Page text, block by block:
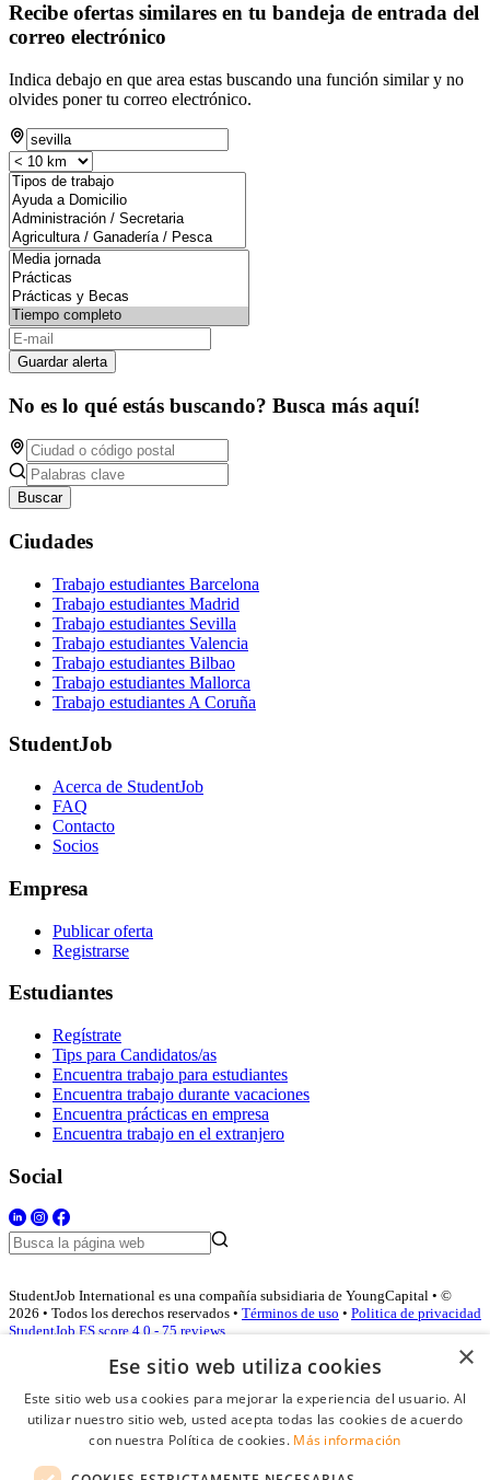
Recibe ofertas similares en tu bandeja de entrada del
correo electrónico
Indica debajo en que area estas buscando una función similar y no
olvides poner tu correo electrónico.
Guardar alerta
No es lo qué estás buscando? Busca más aquí!
Buscar
Ciudades
Trabajo estudiantes Barcelona
Trabajo estudiantes Madrid
Trabajo estudiantes Sevilla
Trabajo estudiantes Valencia
Trabajo estudiantes Bilbao
Trabajo estudiantes Mallorca
Trabajo estudiantes A Coruña
StudentJob
Acerca de StudentJob
FAQ
Contacto
Socios
Empresa
Publicar oferta
Registrarse
Estudiantes
Regístrate
Tips para Candidatos/as
Encuentra trabajo para estudiantes
Encuentra trabajo durante vacaciones
Encuentra prácticas en empresa
Encuentra trabajo en el extranjero
Social
StudentJob International es una compañía subsidiaria de YoungCapital • ©
2026 • Todos los derechos reservados • Términos de uso • Politica de privacidad
StudentJob ES score 4.0 - 75 reviews
Acceso empresas
×
Ese sitio web utiliza cookies
Este sitio web usa cookies para mejorar la experiencia del usuario. Al
utilizar nuestro sitio web, usted acepta todas las cookies de acuerdo
con nuestra Política de cookies. Más información